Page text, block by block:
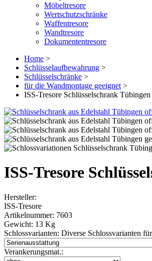
Möbeltresore
Wertschutzschränke
Waffentresore
Wandtresore
Dokumententresore
Home >
Schlüsselaufbewahrung >
Schlüsselschränke >
für die Wandmontage geeignet >
ISS-Tresore Schlüsselschrank
ISS-Tresore
Hersteller:
ISS-Tresore
Artikelnummer: 7603
Gewicht: 13 Kg
Schlossvarianten: Diverse Schlossvarianten
Verankerungsmat.: